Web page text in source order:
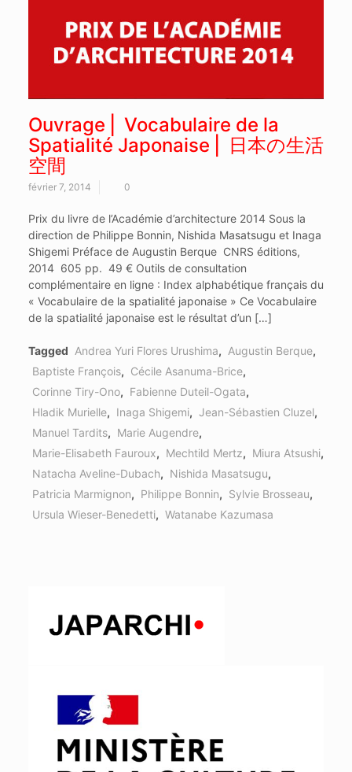
Ouvrage ⎜ Vocabulaire de la
Spatialité Japonaise ⎢ 日本の生活
空間
février 7, 2014 0
Prix du livre de l’Académie d’architecture 2014 Sous la
direction de Philippe Bonnin, Nishida Masatsugu et Inaga
Shigemi Préface de Augustin Berque CNRS éditions,
2014 605 pp. 49 € Outils de consultation
complémentaire en ligne : Index alphabétique français du
« Vocabulaire de la spatialité japonaise » Ce Vocabulaire
de la spatialité japonaise est le résultat d’un […]
Tagged Andrea Yuri Flores Urushima, Augustin Berque,
Baptiste François, Cécile Asanuma-Brice,
Corinne Tiry-Ono, Fabienne Duteil-Ogata,
Hladik Murielle, Inaga Shigemi, Jean-Sébastien Cluzel,
Manuel Tardits, Marie Augendre,
Marie-Elisabeth Fauroux, Mechtild Mertz, Miura Atsushi,
Natacha Aveline-Dubach, Nishida Masatsugu,
Patricia Marmignon, Philippe Bonnin, Sylvie Brosseau,
Ursula Wieser-Benedetti, Watanabe Kazumasa